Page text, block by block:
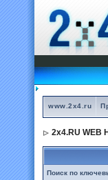
www.2x4.ru
2x4.RU WEB
Поиск по